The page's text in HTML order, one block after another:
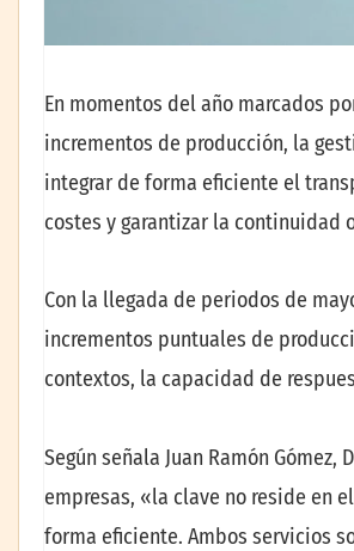
En momentos del año marcados
incrementos de producción, la
integrar de forma eficiente el
costes y garantizar la continuidad
Con la llegada de periodos de
incrementos puntuales de
contextos, la capacidad de
Según señala Juan Ramón
empresas, «la clave no reside en
forma eficiente. Ambos servicios